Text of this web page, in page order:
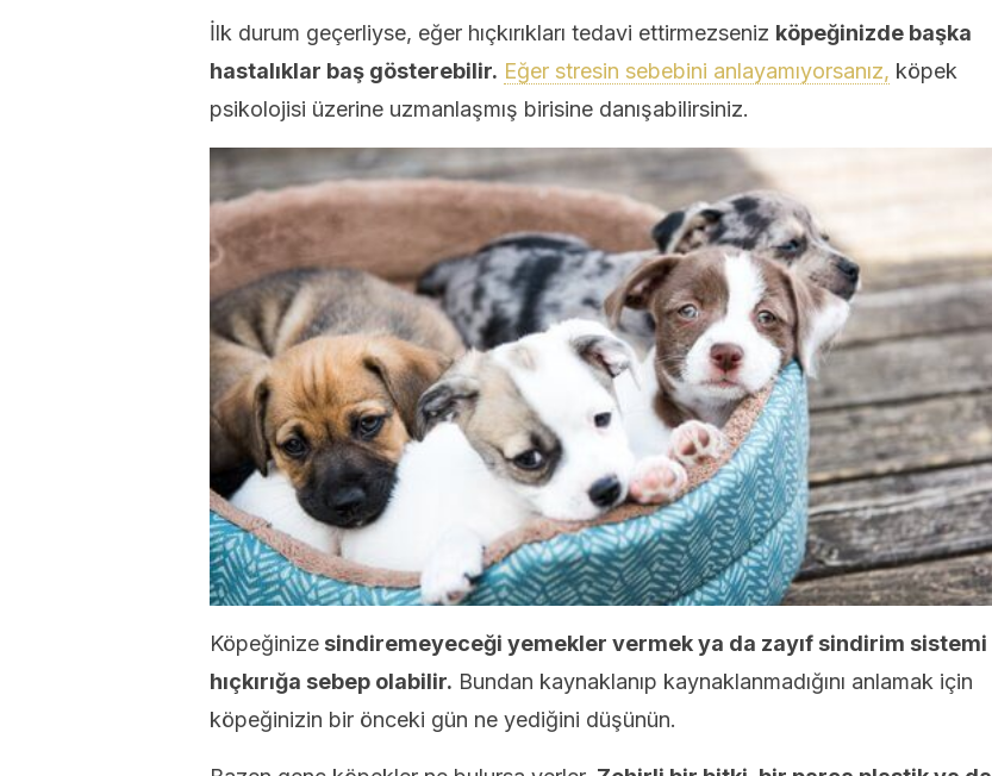
İlk durum geçerliyse, eğer hıçkırıkları tedavi ettirmezseniz köpeğinizde başka
hastalıklar baş gösterebilir. Eğer stresin sebebini anlayamıyorsanız, köpek
psikolojisi üzerine uzmanlaşmış birisine danışabilirsiniz.
Köpeğinize sindiremeyeceği yemekler vermek ya da zayıf sindirim sistemi
hıçkırığa sebep olabilir. Bundan kaynaklanıp kaynaklanmadığını anlamak için
köpeğinizin bir önceki gün ne yediğini düşünün.